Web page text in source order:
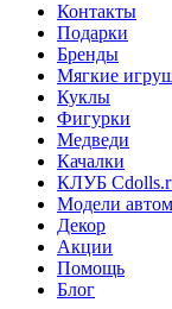
Контакты
Подарки
Бренды
Мягкие
Куклы
Фигурки
Медведи
Качалки
КЛУБ
Модели
Декор
Акции
Помощь
Блог